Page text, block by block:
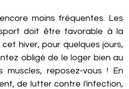
moins fréquentes. Les
doit être favorable à la
hiver, pour quelques jours,
obligé de le loger bien au
reposez-vous ! En
de lutter contre l'infection,